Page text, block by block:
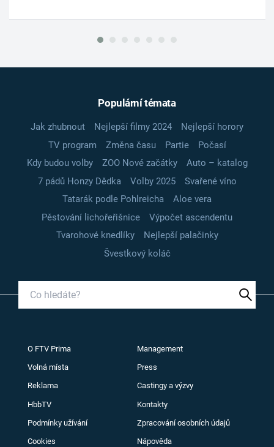
Populární témata
Jak zhubnout Nejlepší filmy 2024
Nejlepší horory
TV program
Změna času Partie
Počasí
Kdy budou volby
ZOO Nové začátky
Auto – katalog
7 pádů Honzy Dědka
Volby 2025
Svařené víno
Tatarák podle Pohlreicha
Aloe vera
Pěstování lichořeřišnice
Výpočet ascendentu
Tvarohové knedlíky
Nejlepší palačinky
Švestkový koláč
O FTV Prima Management
Volná místa Press
Reklama Castingy a výzvy
HbbTV Kontakty
Podmínky užívání Zpracování osobních údajů
Cookies Nápověda